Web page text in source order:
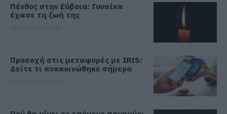
Πένθος στην Εύβοια: Γυναίκα
έχασε τη ζωή της
Προσοχή στις μεταφορές με IRIS:
Δείτε τι ανακοινώθηκε σήμερα